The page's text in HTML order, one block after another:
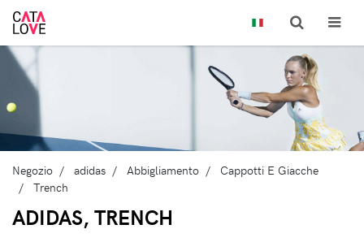
Negozio adidas Abbigliamento
Cappotti E Giacche
Trench
ADIDAS, TRENCH